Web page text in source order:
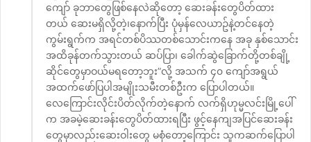
ကျော် ခုဘာတွေဖြစ်နေလဲဆိုတော့ ဆေးခန်းတွေပိတ်ထား
တယ် ဆေးမရှိလို့တဲ့၊နောက်ပြီး ပုံမှန်လေယာဥ်နဲ့တင်နေတဲ့
ကွမ်းရွက်က အရင်တစ်ပိဿတစ်သောင်းကနေ အခု နှစ်သောင်း
အထိခုန်တက်သွားတယ် ဆပ်ပြာ၊ ခေါက်ဆွဲခြောက်တို့တစ်ချို့
ဆိုင်တွေမှာဝယ်မရတော့ဘူး”လို့ အသက် ၄၀ ကျော်အရွယ်
အထက်ဖော်ပြပါအမျိုးသမီးတစ်ဦးက ပြောပါတယ်။
လေကြောင်းလိုင်းပိတ်လိုက်တဲ့နောက် လက်ရှိဟုမ္မလင်းမြို့ပေါ်
က အခမဲ့ဆေးခန်းတွေပိတ်ထားရပြီး ဖွင့်နေကျအပြင်ဆေးခန်း
တွေမှာလည်းဆေးဝါးတွေ မစုံတော့ကြောင်း သူကဆက်ပြောပါ